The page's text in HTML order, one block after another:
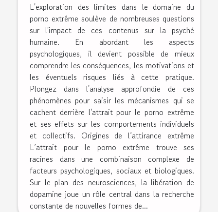
L'exploration des limites dans le domaine du
porno extrême soulève de nombreuses questions
sur l'impact de ces contenus sur la psyché
humaine. En abordant les aspects
psychologiques, il devient possible de mieux
comprendre les conséquences, les motivations et
les éventuels risques liés à cette pratique.
Plongez dans l'analyse approfondie de ces
phénomènes pour saisir les mécanismes qui se
cachent derrière l'attrait pour le porno extrême
et ses effets sur les comportements individuels
et collectifs. Origines de l’attirance extrême
L’attrait pour le porno extrême trouve ses
racines dans une combinaison complexe de
facteurs psychologiques, sociaux et biologiques.
Sur le plan des neurosciences, la libération de
dopamine joue un rôle central dans la recherche
constante de nouvelles formes de...